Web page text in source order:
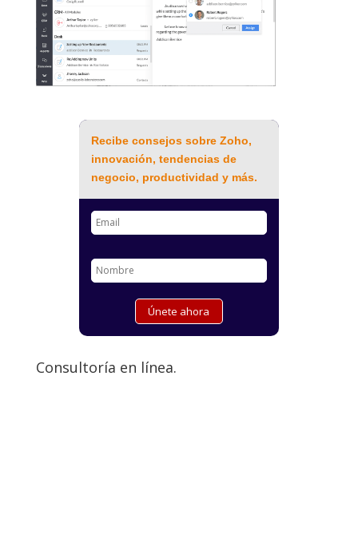
Recibe consejos sobre Zoho,
innovación, tendencias de
negocio, productividad y más.
Consultoría en línea.